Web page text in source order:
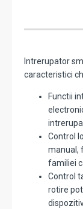
Intrerupator
caracteristici
Functii
Control
manual,
familiei
Control
rotire